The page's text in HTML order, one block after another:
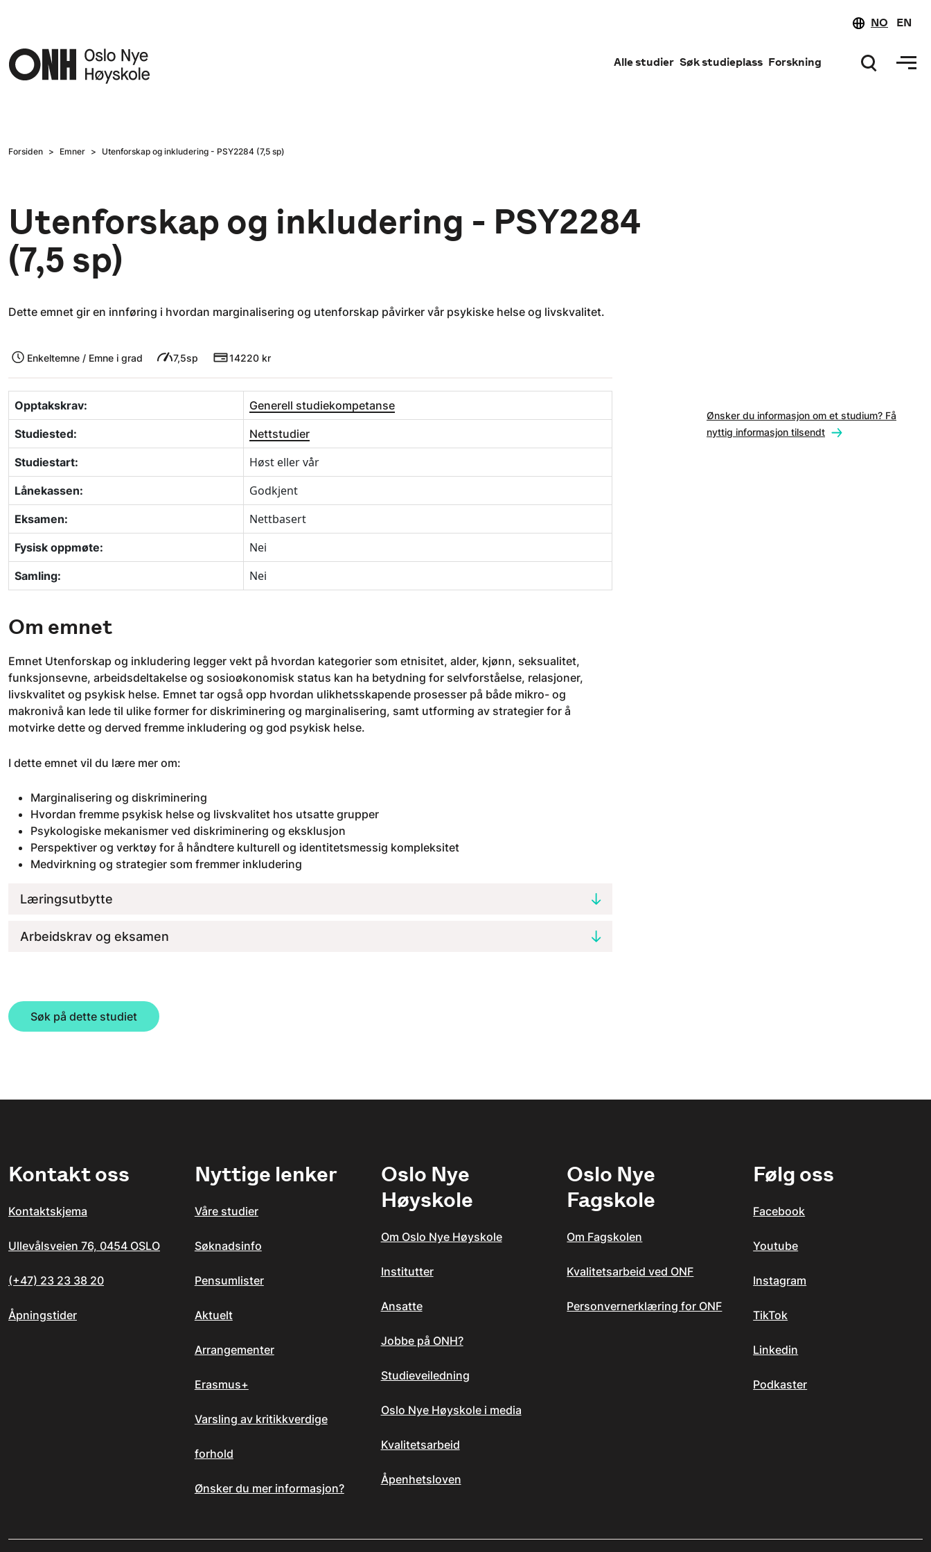
NO EN
Alle studier Søk studieplass Forskning
Forsiden Emner Utenforskap og inkludering - PSY2284 (7,5 sp)
Utenforskap og inkludering - PSY2284
(7,5 sp)
Dette emnet gir en innføring i hvordan marginalisering og utenforskap påvirker vår psykiske helse og livskvalitet.
Enkeltemne / Emne i grad 7,5sp 14220 kr
Opptakskrav: Generell studiekompetanse
Studiested: Nettstudier
Studiestart: Høst eller vår
Lånekassen: Godkjent
Eksamen: Nettbasert
Fysisk oppmøte: Nei
Samling: Nei
Om emnet
Emnet Utenforskap og inkludering legger vekt på hvordan kategorier som etnisitet, alder, kjønn, seksualitet,
funksjonsevne, arbeidsdeltakelse og sosioøkonomisk status kan ha betydning for selvforståelse, relasjoner,
livskvalitet og psykisk helse. Emnet tar også opp hvordan ulikhetsskapende prosesser på både mikro- og
makronivå kan lede til ulike former for diskriminering og marginalisering, samt utforming av strategier for å
motvirke dette og derved fremme inkludering og god psykisk helse.
I dette emnet vil du lære mer om:
Marginalisering og diskriminering
Hvordan fremme psykisk helse og livskvalitet hos utsatte grupper
Psykologiske mekanismer ved diskriminering og eksklusjon
Perspektiver og verktøy for å håndtere kulturell og identitetsmessig kompleksitet
Medvirkning og strategier som fremmer inkludering
Læringsutbytte
Arbeidskrav og eksamen
Søk på dette studiet
Ønsker du informasjon om et studium? Få
nyttig informasjon tilsendt
Kontakt oss
Kontaktskjema
Ullevålsveien 76, 0454 OSLO
(+47) 23 23 38 20
Åpningstider
Nyttige lenker
Våre studier
Søknadsinfo
Pensumlister
Aktuelt
Arrangementer
Erasmus+
Varsling av kritikkverdige
forhold
Ønsker du mer informasjon?
Oslo Nye
Høyskole
Om Oslo Nye Høyskole
Institutter
Ansatte
Jobbe på ONH?
Studieveiledning
Oslo Nye Høyskole i media
Kvalitetsarbeid
Åpenhetsloven
Oslo Nye
Fagskole
Om Fagskolen
Kvalitetsarbeid ved ONF
Personvernerklæring for ONF
Følg oss
Facebook
Youtube
Instagram
TikTok
Linkedin
Podkaster